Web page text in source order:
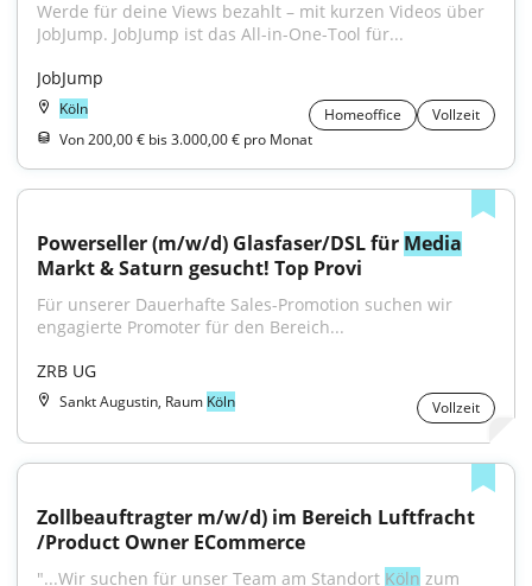
Werde für deine Views bezahlt – mit kurzen Videos über
JobJump. JobJump ist das All-in-One-Tool für...
JobJump
Köln Homeoffice
Vollzeit
Von 200,00 € bis 3.000,00 € pro Monat
Powerseller (m/w/d) Glasfaser/DSL für Media
Markt & Saturn gesucht! Top Provi
Für unserer Dauerhafte Sales-Promotion suchen wir
engagierte Promoter für den Bereich...
ZRB UG
Sankt Augustin, Raum Köln Vollzeit
Zollbeauftragter m/w/d) im Bereich Luftfracht
/Product Owner ECommerce
"...Wir suchen für unser Team am Standort Köln zum